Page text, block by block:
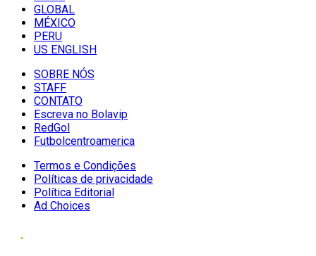
GLOBAL
MÉXICO
PERU
US ENGLISH
SOBRE NÓS
STAFF
CONTATO
Escreva no Bolavip
RedGol
Futbolcentroamerica
Termos e Condições
Políticas de privacidade
Política Editorial
Ad Choices